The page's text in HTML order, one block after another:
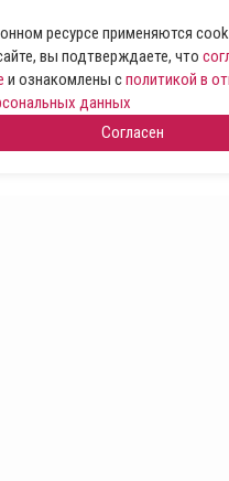
ресурсе применяются
вы подтверждаете, что
и ознакомлены сполитикой в
данных
Согласен